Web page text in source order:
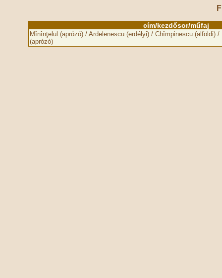
cím/kezdősor/műfaj
Mînînţelul (aprózó) / Ardelenescu (erdélyi) / Chîmpinescu (alföldi)
(aprózó)